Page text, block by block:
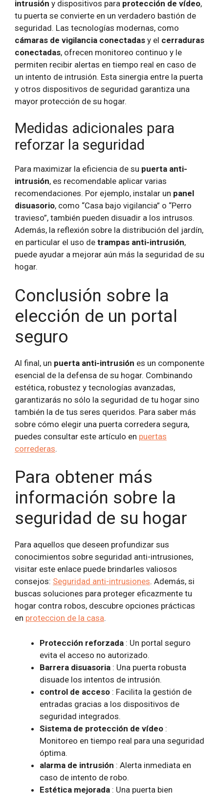
intrusión y dispositivos para protección de vídeo,
tu puerta se convierte en un verdadero bastión de
seguridad. Las tecnologías modernas, como
cámaras de vigilancia conectadas y el cerraduras
conectadas, ofrecen monitoreo continuo y le
permiten recibir alertas en tiempo real en caso de
un intento de intrusión. Esta sinergia entre la puerta
y otros dispositivos de seguridad garantiza una
mayor protección de su hogar.
Medidas adicionales para
reforzar la seguridad
Para maximizar la eficiencia de su puerta anti-
intrusión, es recomendable aplicar varias
recomendaciones. Por ejemplo, instalar un panel
disuasorio, como “Casa bajo vigilancia” o “Perro
travieso”, también pueden disuadir a los intrusos.
Además, la reflexión sobre la distribución del jardín,
en particular el uso de trampas anti-intrusión,
puede ayudar a mejorar aún más la seguridad de su
hogar.
Conclusión sobre la
elección de un portal
seguro
Al final, un puerta anti-intrusión es un componente
esencial de la defensa de su hogar. Combinando
estética, robustez y tecnologías avanzadas,
garantizarás no sólo la seguridad de tu hogar sino
también la de tus seres queridos. Para saber más
sobre cómo elegir una puerta corredera segura,
puedes consultar este artículo en puertas
correderas.
Para obtener más
información sobre la
seguridad de su hogar
Para aquellos que deseen profundizar sus
conocimientos sobre seguridad anti-intrusiones,
visitar este enlace puede brindarles valiosos
consejos: Seguridad anti-intrusiones. Además, si
buscas soluciones para proteger eficazmente tu
hogar contra robos, descubre opciones prácticas
en proteccion de la casa.
Protección reforzada : Un portal seguro
evita el acceso no autorizado.
Barrera disuasoria : Una puerta robusta
disuade los intentos de intrusión.
control de acceso : Facilita la gestión de
entradas gracias a los dispositivos de
seguridad integrados.
Sistema de protección de vídeo :
Monitoreo en tiempo real para una seguridad
óptima.
alarma de intrusión : Alerta inmediata en
caso de intento de robo.
Estética mejorada : Una puerta bien